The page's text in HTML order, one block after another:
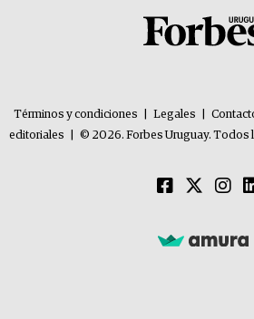
Términos y condiciones Legales
editoriales
© 2026. Forbes Uruguay. Todos